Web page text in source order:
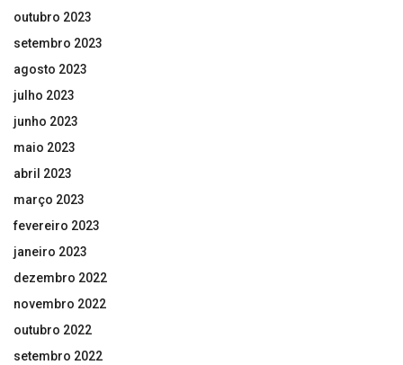
outubro 2023
setembro 2023
agosto 2023
julho 2023
junho 2023
maio 2023
abril 2023
março 2023
fevereiro 2023
janeiro 2023
dezembro 2022
novembro 2022
outubro 2022
setembro 2022